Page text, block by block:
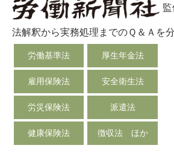
法解釈から実務処理までのＱ＆Ａを
労働基準法 厚生年金法
雇用保険法 安全衛生法
労災保険法 派遣法
健康保険法 徴収法 ほか